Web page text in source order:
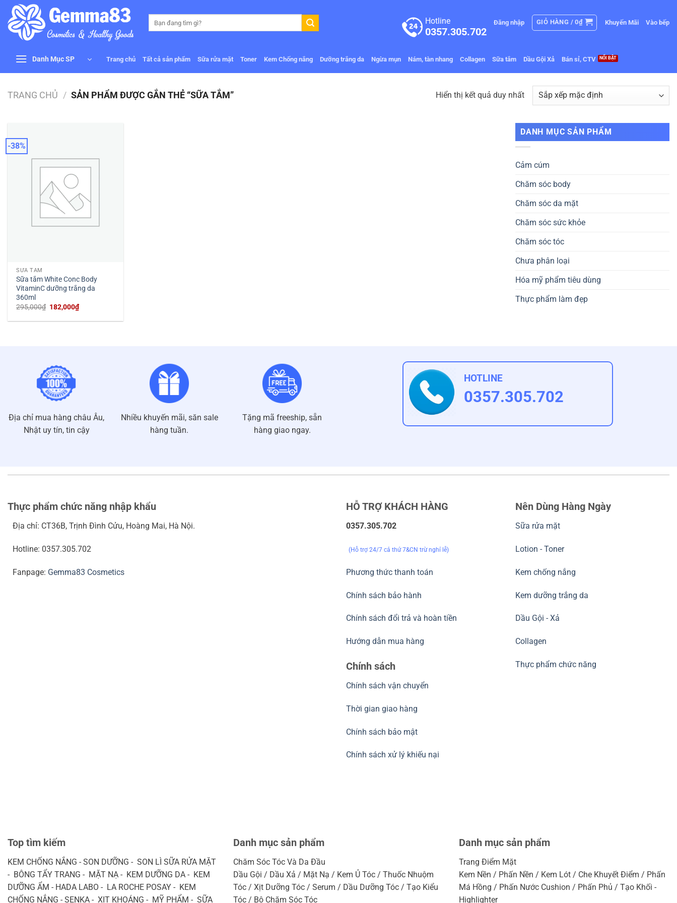
qua
nội
kiếm:
Hotline
0357.305.702
Đăng nhập GIỎ HÀNG /0₫ Khuyến Mãi Vào bếp
Danh Mục SP Trang chủ Tất cả sản phẩm Sữa rửa mặt Toner Kem Chống nắng Dưỡng trắng da Ngừa mụn Nám, tàn nhang Collagen Sữa tắm Dầu Gội Xả Bán sỉ, CTV
TRANG CHỦ / SẢN PHẨM ĐƯỢC GẮN THẺ “SỮA TẮM” Hiển thị kết quả duy nhất
-38%
SỮA TẮM
Sữa tắm White Conc Body
VitaminC dưỡng trắng da
360ml
295,000₫ Giá
là:
182,000₫Giá
hiện
tại
DANH MỤC SẢN PHẨM
Cảm cúm
Chăm sóc body
Chăm sóc da mặt
Chăm sóc sức khỏe
Chăm sóc tóc
Chưa phân loại
Hóa mỹ phẩm tiêu dùng
Thực phẩm làm đẹp
Địa chỉ mua hàng châu Âu,
Nhật uy tín, tin cậy
Nhiều khuyến mãi, săn sale
hàng tuần.
Tặng mã freeship, sẵn
hàng giao ngay.
HOTLINE
0357.305.702
Thực phẩm chức năng nhập khẩu
Địa chỉ: CT36B, Trịnh Đình Cửu, Hoàng Mai, Hà Nội.
Hotline: 0357.305.702
Fanpage: Gemma83 Cosmetics
HỖ TRỢ KHÁCH HÀNG
0357.305.702
(Hỗ trợ 24/7 cả thứ 7&CN trừ nghỉ lễ)
Phương thức thanh toán
Chính sách bảo hành
Chính sách đổi trả và hoàn tiền
Hướng dẫn mua hàng
Chính sách
Chính sách vận chuyển
Thời gian giao hàng
Chính sách bảo mật
Chính sách xử lý khiếu nại
Nên Dùng Hàng Ngày
Sữa rửa mặt
Lotion - Toner
Kem chống nắng
Kem dưỡng trắng da
Dầu Gội - Xả
Collagen
Thực phẩm chức năng
Top tìm kiếm
KEM CHỐNG NẮNG - SON DƯỠNG - SON LÌ SỮA RỬA MẶT
- BÔNG TẨY TRANG - MẶT NẠ - KEM DƯỠNG DA - KEM
DƯỠNG ẨM - HADA LABO - LA ROCHE POSAY - KEM
CHỐNG NẮNG - SENKA - XỊT KHOÁNG - MỸ PHẨM - SỮA
Danh mục sản phẩm
Chăm Sóc Tóc Và Da Đầu
Dầu Gội / Dầu Xả / Mặt Nạ / Kem Ủ Tóc / Thuốc Nhuộm
Tóc / Xịt Dưỡng Tóc / Serum / Dầu Dưỡng Tóc / Tạo Kiểu
Tóc / Bộ Chăm Sóc Tóc
Danh mục sản phẩm
Trang Điểm Mặt
Kem Nền / Phấn Nền / Kem Lót / Che Khuyết Điểm / Phấn
Má Hồng / Phấn Nước Cushion / Phấn Phủ / Tạo Khối -
Highlighter